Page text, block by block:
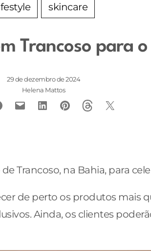
skincare
Trancoso para
29 de dezembro de 2024
Helena Mattos
Trancoso, na Bahia, para
de perto os produtos mais
Ainda, os clientes